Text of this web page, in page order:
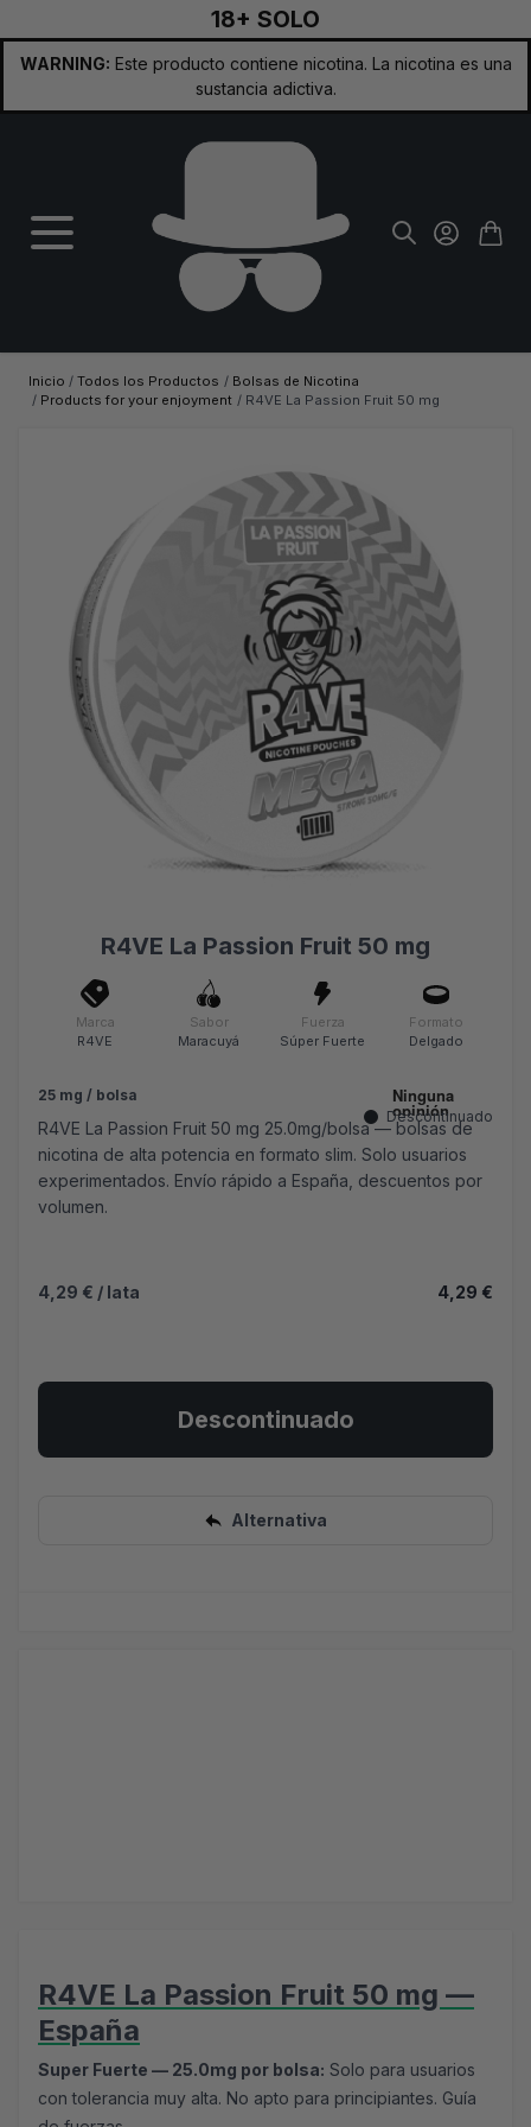
18+ SOLO
WARNING: Este producto contiene nicotina. La nicotina es una
sustancia adictiva.
Inicio / Todos los Productos / Bolsas de Nicotina
/ Products for your enjoyment / R4VE La Passion Fruit 50 mg
R4VE La Passion Fruit 50 mg
Marca
R4VE
Sabor
Maracuyá
Fuerza
Súper Fuerte
Formato
Delgado
25 mg / bolsa
R4VE La Passion Fruit 50 mg 25.0mg/bolsa — bolsas de
nicotina de alta potencia en formato slim. Solo usuarios
experimentados. Envío rápido a España, descuentos por
volumen.
Descontinuado
4,29 € / lata 4,29 €
Descontinuado
Alternativa
R4VE La Passion Fruit 50 mg —
España
Super Fuerte — 25.0mg por bolsa: Solo para usuarios
con tolerancia muy alta. No apto para principiantes. Guía